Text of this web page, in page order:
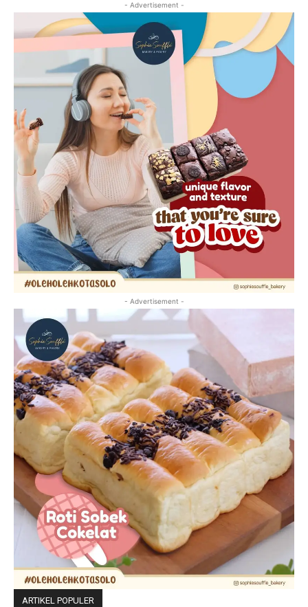
- Advertisement -
- Advertisement -
ARTIKEL POPULER